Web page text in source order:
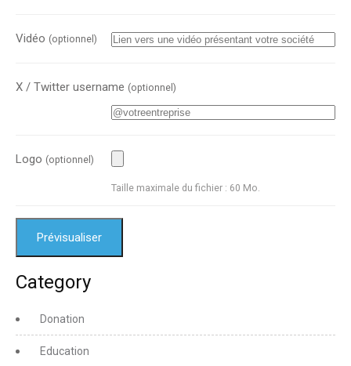
Vidéo (optionnel)
X / Twitter username (optionnel)
Logo (optionnel)
Taille maximale du fichier : 60 Mo.
Category
Donation
Education